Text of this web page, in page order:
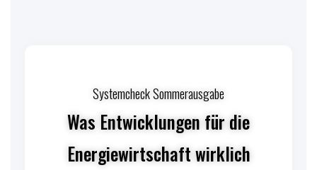
Systemcheck Sommerausgabe
Was Entwicklungen für die
Energiewirtschaft wirklich